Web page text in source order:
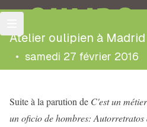
OULIPO
Atelier oulipien à Madrid
• samedi 27 février 2016
Suite à la parution de C'est un
un oficio de hombres: Autorretratos